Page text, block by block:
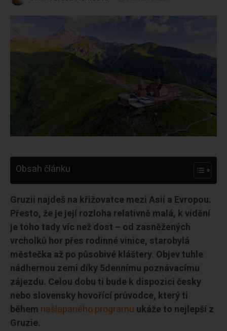
Obsah článku
Gruzii najdeš na křižovatce mezi Asií a Evropou.
Přesto, že je její rozloha relativně malá, k vidění
je toho tady víc než dost – od zasněžených
vrcholků hor přes rodinné vinice, starobylá
městečka až po působivé kláštery. Objev tuhle
nádhernou zemi díky 5dennímu poznávacímu
zájezdu. Celou dobu ti bude k dispozici česky
nebo slovensky hovořící průvodce, který ti
během našlapaného programu ukáže to nejlepší z
Gruzie.